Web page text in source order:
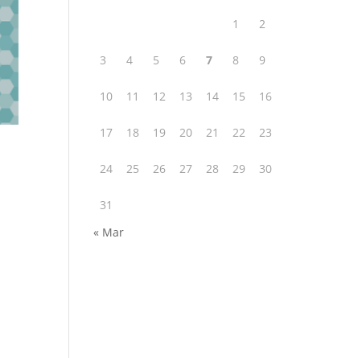
1 2
3 4 5 6 7 8 9
10 11 12 13 14 15 16
17 18 19 20 21 22 23
24 25 26 27 28 29 30
31
« Mar